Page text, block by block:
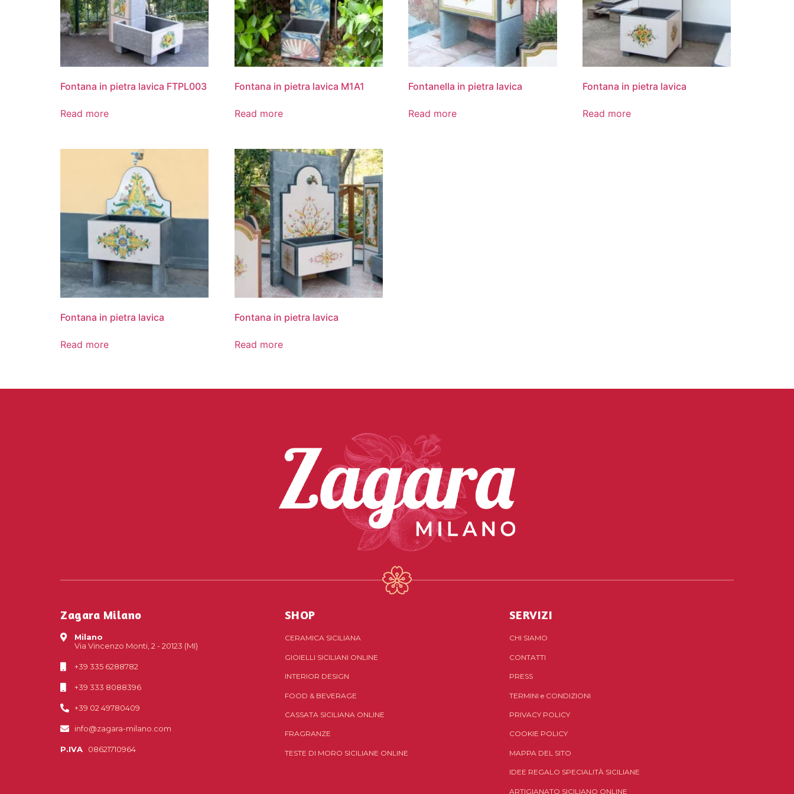
Fontana in pietra lavica FTPL003
Read more
Fontana in pietra lavica M1A1
Read more
Fontanella in pietra lavica
Read more
Fontana in pietra lavica
Read more
Fontana in pietra lavica
Read more
Fontana in pietra lavica
Read more
Zagara Milano
Milano
Via Vincenzo Monti, 2 - 20123 (MI)
+39 335 6288782
+39 333 8088396
+39 02 49780409
info@zagara-milano.com
P.IVA 08621710964
SHOP
CERAMICA SICILIANA
GIOIELLI SICILIANI ONLINE
INTERIOR DESIGN
FOOD & BEVERAGE
CASSATA SICILIANA ONLINE
FRAGRANZE
TESTE DI MORO SICILIANE ONLINE
SERVIZI
CHI SIAMO
CONTATTI
PRESS
TERMINI eCONDIZIONI
PRIVACY POLICY
COOKIE POLICY
MAPPA DEL SITO
IDEE REGALO SPECIALITÀ SICILIANE
ARTIGIANATO SICILIANO ONLINE